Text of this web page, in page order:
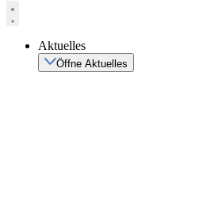
Aktuelles
Öffne Aktuelles